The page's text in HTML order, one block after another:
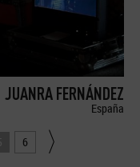
JUANRA FERNÁNDEZ
España
6